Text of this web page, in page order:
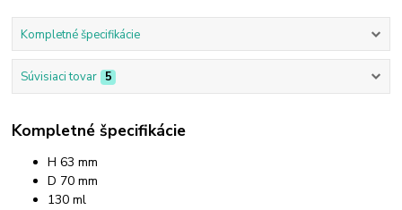
Kompletné špecifikácie
Súvisiaci tovar 5
Kompletné špecifikácie
H 63 mm
D 70 mm
130 ml